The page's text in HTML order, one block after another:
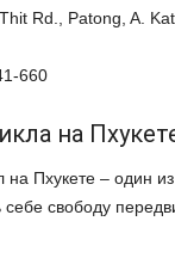
Rd., Patong, A.
660
на
на Пхукете – один
свободу